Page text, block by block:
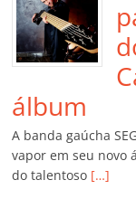
álbum
A banda gaúcha
vapor em seu novo
do talentoso […]